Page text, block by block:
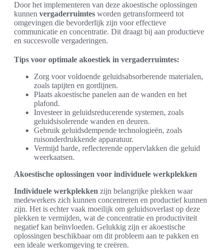
Door het implementeren van deze akoestische oplossingen
kunnen vergaderruimtes worden getransformeerd tot
omgevingen die bevorderlijk zijn voor effectieve
communicatie en concentratie. Dit draagt bij aan productieve
en succesvolle vergaderingen.
Tips voor optimale akoestiek in vergaderruimtes:
Zorg voor voldoende geluidsabsorberende materialen,
zoals tapijten en gordijnen.
Plaats akoestische panelen aan de wanden en het
plafond.
Investeer in geluidsreducerende systemen, zoals
geluidsisolerende wanden en deuren.
Gebruik geluidsdempende technologieën, zoals
ruisonderdrukkende apparatuur.
Vermijd harde, reflecterende oppervlakken die geluid
weerkaatsen.
Akoestische oplossingen voor individuele werkplekken
Individuele werkplekken zijn belangrijke plekken waar
medewerkers zich kunnen concentreren en productief kunnen
zijn. Het is echter vaak moeilijk om geluidsoverlast op deze
plekken te vermijden, wat de concentratie en productiviteit
negatief kan beïnvloeden. Gelukkig zijn er akoestische
oplossingen beschikbaar om dit probleem aan te pakken en
een ideale werkomgeving te creëren.